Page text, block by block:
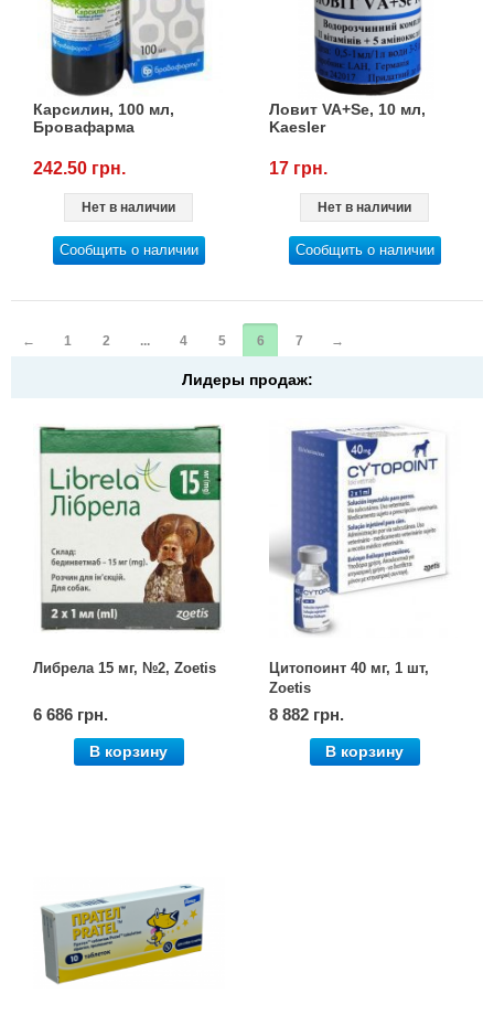
Карсилин, 100 мл,
Бровафарма
242.50 грн.
Нет в наличии
Сообщить о наличии
Ловит VA+Se, 10 мл,
Kaesler
17 грн.
Нет в наличии
Сообщить о наличии
← 1 2 ... 4 5 6 7 →
Лидеры продаж:
Либрела 15 мг, №2, Zoetis
6 686 грн.
В корзину
Цитопоинт 40 мг, 1 шт,
Zoetis
8 882 грн.
В корзину